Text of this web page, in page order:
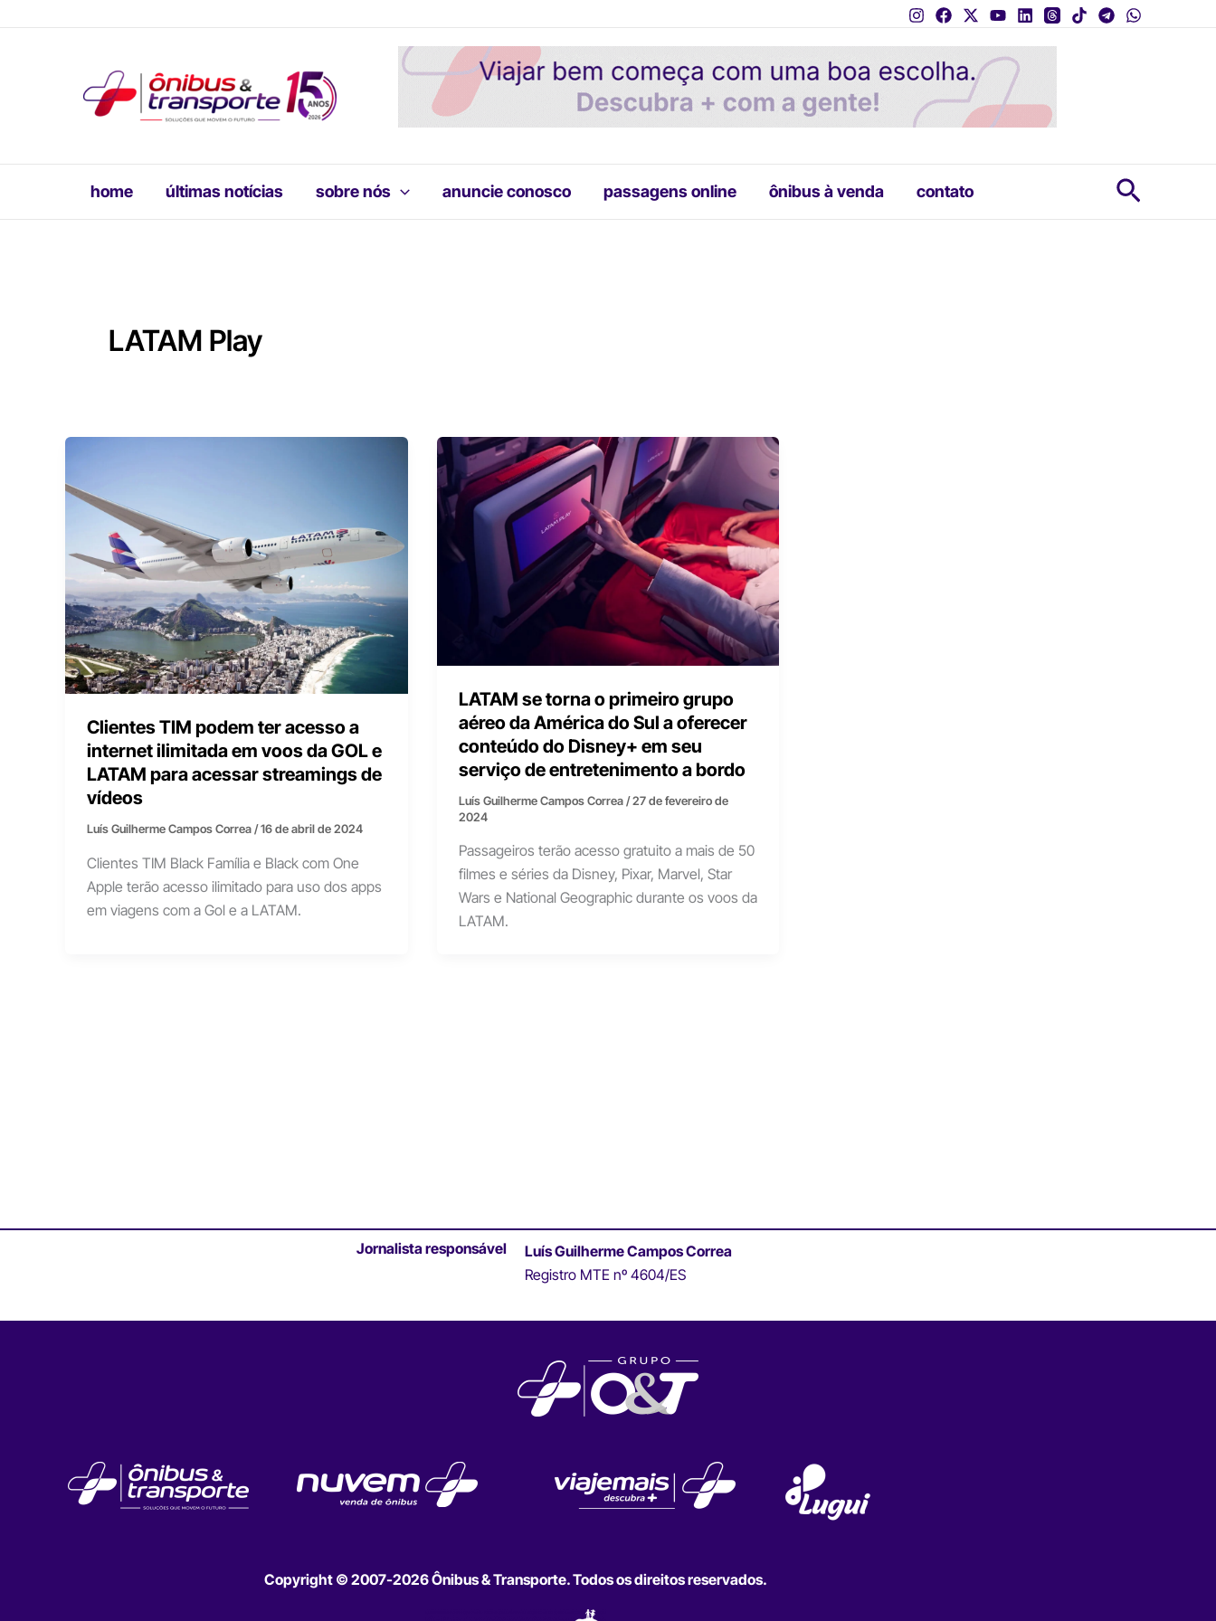
home últimas notícias sobre nós anuncie conosco passagens online ônibus à venda contato
LATAM Play
Clientes TIM podem ter acesso a
internet ilimitada em voos da GOL e
LATAM para acessar streamings de
vídeos
Luís Guilherme Campos Correa/16 de abril de 2024
Clientes TIM Black Família e Black com One
Apple terão acesso ilimitado para uso dos apps
em viagens com a Gol e a LATAM.
LATAM se torna o primeiro grupo
aéreo da América do Sul a oferecer
conteúdo do Disney+ em seu
serviço de entretenimento a bordo
Luís Guilherme Campos Correa/27 de fevereiro de
2024
Passageiros terão acesso gratuito a mais de 50
filmes e séries da Disney, Pixar, Marvel, Star
Wars e National Geographic durante os voos da
LATAM.
Jornalista responsável
Luís Guilherme Campos Correa
Registro MTE nº 4604/ES
Copyright © 2007-2026 Ônibus & Transporte. Todos os direitos reservados.